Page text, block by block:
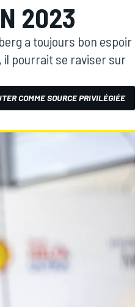
2023
a toujours bon espoir
il pourrait se raviser sur
COMME SOURCE PRIVILÉGIÉE